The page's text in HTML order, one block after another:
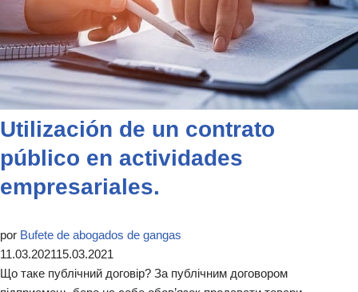
Utilización de un contrato
público en actividades
empresariales.
por Bufete de abogados de gangas
11.03.202115.03.2021
Що таке публічний договір? За публічним договором